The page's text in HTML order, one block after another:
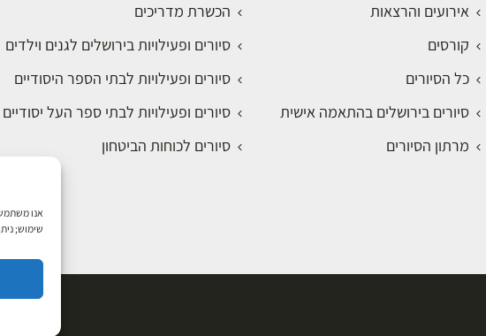
שימוש;
אירועים והרצאות
קורסים
כל הסיורים
סיורים בירושלים בהתאמה אישית
מרתון הסיורים
הכשרת מדריכים
סיורים ופעילויות בירושלים לגנים וילדים
סיורים ופעילויות לבתי הספר היסודיים
סיורים ופעילויות לבתי ספר העל יסודיים
סיורים לכוחות הביטחון